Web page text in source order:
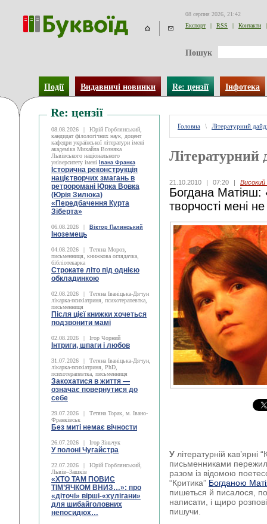
08 серпня 2026, 21:42
Експорт
| RSS | Контакти |
Пошук
Події Видавничі новинки Re: цензії Інфотека
Re: цензії
08.08.2026 |
Юрій Горблянський,
кандидат філологічних наук, доцент
кафедри української літератури імені
академіка Михайла Возняка
Львівського національного
університету імені
Івана Франка
Історична реконструкція
націєтворчих змагань в
ретроромані Юрка Вовка
(Юрія Зилюка)
«Передбачення Курта
Зіберта»
06.08.2026 | Віктор Палинський
Іноземець
04.08.2026 |
Тетяна Мороз,
письменниця, книжкова оглядачка,
бібліотекарка
Строкате літо під однією
обкладинкою
02.08.2026 |
Тетяна Іваніцька-Дячун
лікарка-психіатриня, психотерапевтка,
письменниця
Після цієї книжки хочеться
подзвонити мамі
02.08.2026 | Ігор Чорний
Інтриги, шпаги і любов
31.07.2026 |
Тетяна Іваніцька-Дячун,
лікарка-психіатриня, PhD,
психотерапевтка, письменниця
Закохатися в життя —
означає повернутися до
себе
29.07.2026 |
Тетяна Торак, м. Івано-
Франківськ
Без миті немає вічности
26.07.2026 | Ігор Зіньчук
У полоні Чугайстра
22.07.2026 |
Юрій Горблянський,
Львів–Зашків
«ХТО ТАМ ПОВИС
ТІМ’ЯЧКОМ ВНИЗ…»: про
«діточі» вірші-«хулігани»
для шибайголовних
непосидюх…
Головна \ Літературний
Літературний
21.10.2010 | 07:20 | Високий
Богдана
творчості мені
У літературній кав’ярні
письменниками
разом із відомою
“Критика” Богданою
пишеться й писалося,
написати, і щиро
пишучи.